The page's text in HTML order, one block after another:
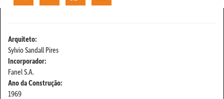
Arquiteto:
Sylvio Sandall Pires
Incorporador:
Fanel S.A.
Ano da Construção:
1969